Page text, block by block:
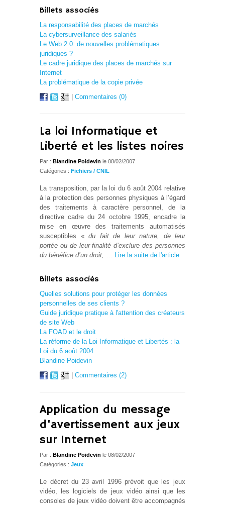
Billets associés
La responsabilité des places de marchés
La cybersurveillance des salariés
Le Web 2.0: de nouvelles problématiques
juridiques ?
Le cadre juridique des places de marchés sur
Internet
La problématique de la copie privée
Commentaires (0)
La loi Informatique et
Liberté et les listes noires
Par : Blandine Poidevin le 08/02/2007
Catégories : Fichiers / CNIL
La transposition, par la loi du 6 août 2004 relative
à la protection des personnes physiques à l’égard
des traitements à caractère personnel, de la
directive cadre du 24 octobre 1995, encadre la
mise en œuvre des traitements automatisés
susceptibles « du fait de leur nature, de leur
portée ou de leur finalité d’exclure des personnes
du bénéfice d’un droit, … Lire la suite de l'article
Billets associés
Quelles solutions pour protéger les données
personnelles de ses clients ?
Guide juridique pratique à l'attention des créateurs
de site Web
La FOAD et le droit
La réforme de la Loi Informatique et Libertés : la
Loi du 6 août 2004
Blandine Poidevin
Commentaires (2)
Application du message
d'avertissement aux jeux
sur Internet
Par : Blandine Poidevin le 08/02/2007
Catégories : Jeux
Le décret du 23 avril 1996 prévoit que les jeux
vidéo, les logiciels de jeux vidéo ainsi que les
consoles de jeux vidéo doivent être accompagnés